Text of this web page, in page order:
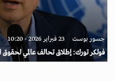
جسور بوست 23 فبراير 2026 - 10:20
فولكر تورك: إطلاق تحالف عالمي لحقوق